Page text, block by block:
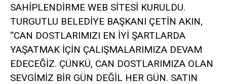
SAHİPLENDİRME WEB SİTESİ KURULDU.
TURGUTLU BELEDİYE BAŞKANI ÇETİN AKIN,
“CAN DOSTLARIMIZI EN İYİ ŞARTLARDA
YAŞATMAK İÇİN ÇALIŞMALARIMIZA DEVAM
EDECEĞİZ. ÇÜNKÜ, CAN DOSTLARIMIZA OLAN
SEVGİMİZ BİR GÜN DEĞİL HER GÜN. SATIN